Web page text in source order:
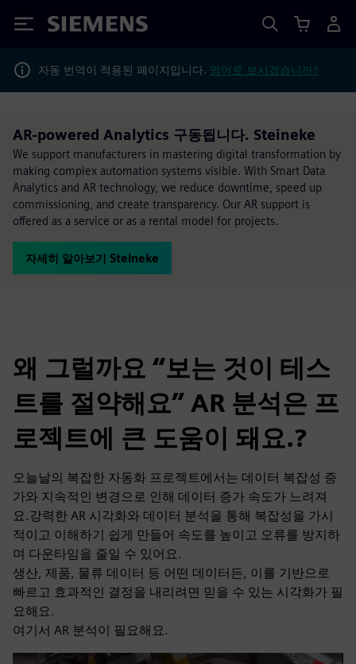
Siemens
자동 번역이 적용된 페이지입니다. 영어로 보시겠습니까?
AR-powered Analytics 구동됩니다. Steineke
We support manufacturers in mastering digital transformation by
making complex automation systems visible. With Smart Data
Analytics and AR technology, we reduce downtime, speed up
commissioning, and create transparency. Our AR support is
offered as a service or as a rental model for projects.
자세히 알아보기 Steineke
왜 그럴까요 “보는 것이 테스
트를 절약해요” AR 분석은 프
로젝트에 큰 도움이 돼요.?
오늘날의 복잡한 자동화 프로젝트에서는 데이터 복잡성 증
가와 지속적인 변경으로 인해 데이터 증가 속도가 느려져
요.강력한 AR 시각화와 데이터 분석을 통해 복잡성을 가시
적이고 이해하기 쉽게 만들어 속도를 높이고 오류를 방지하
며 다운타임을 줄일 수 있어요.
생산, 제품, 물류 데이터 등 어떤 데이터든, 이를 기반으로
빠르고 효과적인 결정을 내리려면 믿을 수 있는 시각화가 필
요해요.
여기서 AR 분석이 필요해요.